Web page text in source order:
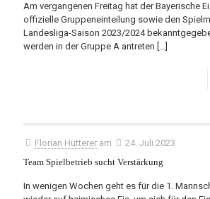
Am vergangenen Freitag hat der Bayerische
offizielle Gruppeneinteilung sowie den
Landesliga-Saison 2023/2024
werden in der Gruppe A antreten […]
Florian Hutterer am
24. Juli 2023
Team Spielbetrieb sucht Verstärkung
In wenigen Wochen geht es für die 1.